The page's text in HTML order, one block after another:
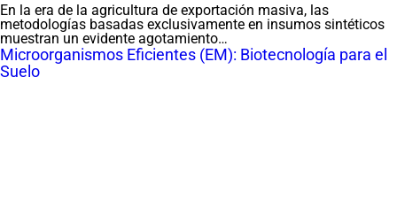
En la era de la agricultura de exportación masiva, las
metodologías basadas exclusivamente en insumos sintéticos
muestran un evidente agotamiento…
Microorganismos Eficientes (EM): Biotecnología para el
Suelo